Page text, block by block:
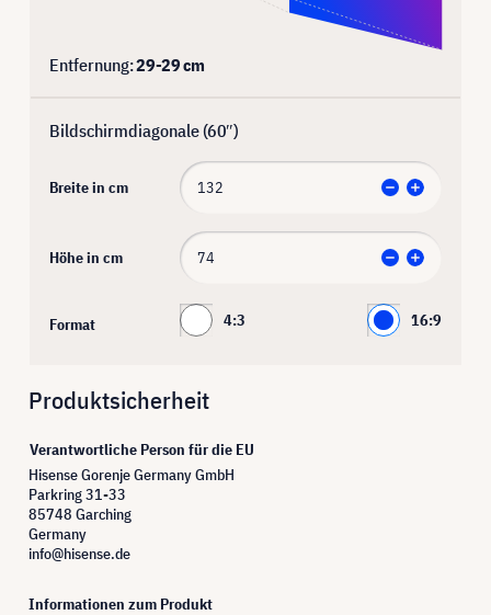
Entfernung:29-29cm
Bildschirmdiagonale (60″)
Breite in cm
Höhe in cm
Format 4:3 16:9
Produktsicherheit
Verantwortliche Person für die EU
Hisense Gorenje Germany GmbH
Parkring 31-33
85748 Garching
Germany
info@hisense.de
Informationen zum Produkt